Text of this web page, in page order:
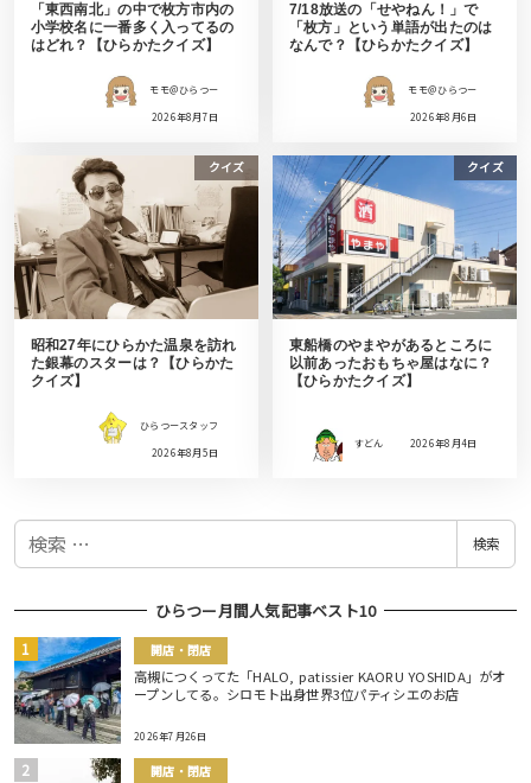
「東西南北」の中で枚方市内の
小学校名に一番多く入ってるの
はどれ？【ひらかたクイズ】
モモ＠ひらつー
2026年8月7日
7/18放送の「せやねん！」で
「枚方」という単語が出たのは
なんで？【ひらかたクイズ】
モモ＠ひらつー
2026年8月6日
クイズ
昭和27年にひらかた温泉を訪れ
た銀幕のスターは？【ひらかた
クイズ】
ひらつースタッフ
2026年8月5日
クイズ
東船橋のやまやがあるところに
以前あったおもちゃ屋はなに？
【ひらかたクイズ】
すどん 2026年8月4日
検
検索
ひらつー月間人気記事ベスト10
開店・閉店
高槻につくってた「HALO, patissier KAORU YOSHIDA」がオ
ープンしてる。シロモト出身世界3位パティシエのお店
2026年7月26日
開店・閉店